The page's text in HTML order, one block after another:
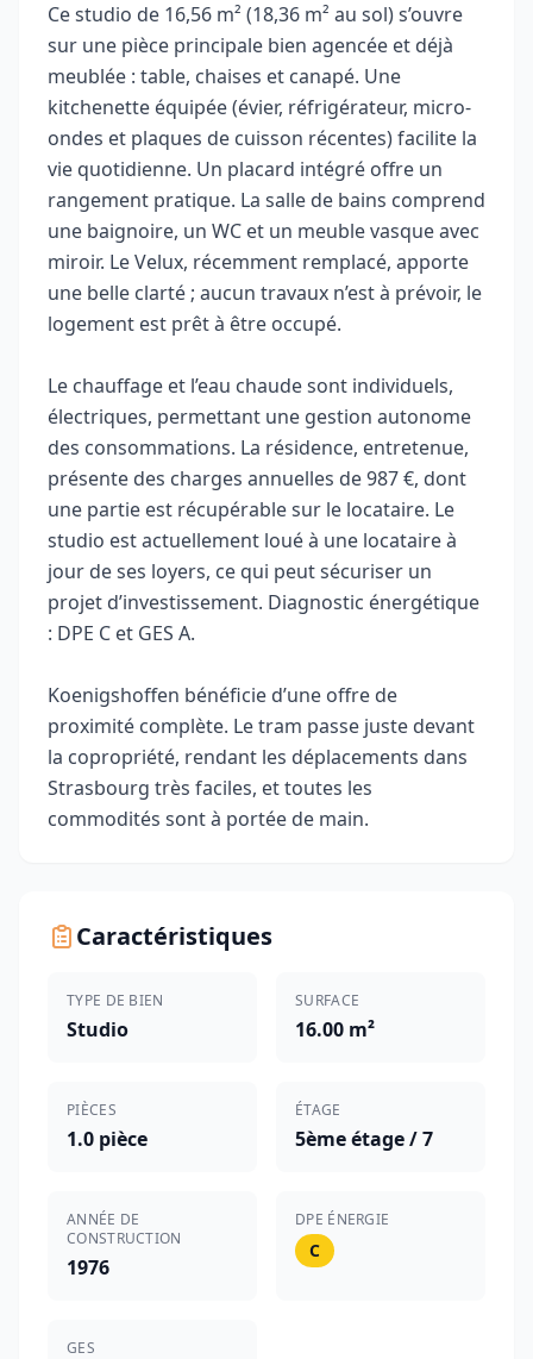
Ce studio de 16,56 m² (18,36 m² au sol) s’ouvre
sur une pièce principale bien agencée et déjà
meublée : table, chaises et canapé. Une
kitchenette équipée (évier, réfrigérateur, micro-
ondes et plaques de cuisson récentes) facilite la
vie quotidienne. Un placard intégré offre un
rangement pratique. La salle de bains comprend
une baignoire, un WC et un meuble vasque avec
miroir. Le Velux, récemment remplacé, apporte
une belle clarté ; aucun travaux n’est à prévoir, le
logement est prêt à être occupé.
Le chauffage et l’eau chaude sont individuels,
électriques, permettant une gestion autonome
des consommations. La résidence, entretenue,
présente des charges annuelles de 987 €, dont
une partie est récupérable sur le locataire. Le
studio est actuellement loué à une locataire à
jour de ses loyers, ce qui peut sécuriser un
projet d’investissement. Diagnostic énergétique
: DPE C et GES A.
Koenigshoffen bénéficie d’une offre de
proximité complète. Le tram passe juste devant
la copropriété, rendant les déplacements dans
Strasbourg très faciles, et toutes les
commodités sont à portée de main.
Caractéristiques
TYPE DE BIEN
Studio
SURFACE
16.00 m²
PIÈCES
1.0 pièce
ÉTAGE
5ème étage / 7
ANNÉE DE
CONSTRUCTION
1976
DPE ÉNERGIE
C
GES